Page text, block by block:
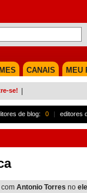
MEU
CANAIS
se!
de blog: 0 | editores
Antonio Torres no